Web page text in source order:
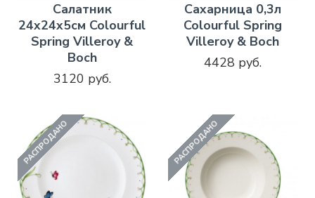
Салатник
24х24х5см Colourful
Spring Villeroy &
Boch
3120 руб.
Сахарница 0,3л
Colourful Spring
Villeroy & Boch
4428 руб.
РАСПРОДАНО РАСПРОДАНО